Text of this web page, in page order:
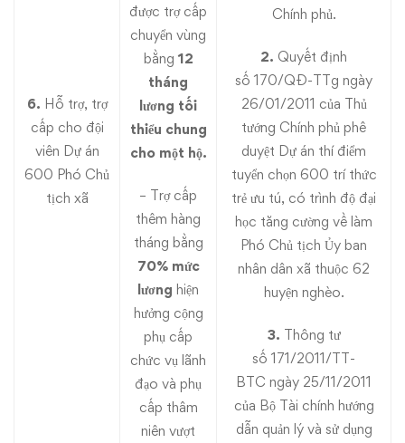
6. Hỗ trợ, trợ
cấp cho đội
viên Dự án
600 Phó Chủ
tịch xã
được trợ cấp
chuyển vùng
bằng 12
tháng
lương tối
thiểu chung
cho một hộ.
– Trợ cấp
thêm hàng
tháng bằng
70% mức
lương hiện
hưởng cộng
phụ cấp
chức vụ lãnh
đạo và phụ
cấp thâm
niên vượt
Chính phủ.
2. Quyết định
số 170/QĐ-TTg ngày
26/01/2011 của Thủ
tướng Chính phủ phê
duyệt Dự án thí điểm
tuyển chọn 600 trí thức
trẻ ưu tú, có trình độ đại
học tăng cường về làm
Phó Chủ tịch Ủy ban
nhân dân xã thuộc 62
huyện nghèo.
3. Thông tư
số 171/2011/TT-
BTC ngày 25/11/2011
của Bộ Tài chính hướng
dẫn quản lý và sử dụng